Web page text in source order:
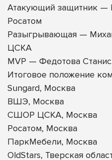
Атакующий защитник —
Росатом
Разыгрывающая —
ЦСКА
MVP — Федотова
Итоговое положение
Sungard, Москва
ВШЭ, Москва
СШОР ЦСКА, Москва
Росатом, Москва
ПаркМебели, Москва
OldStars, Тверская